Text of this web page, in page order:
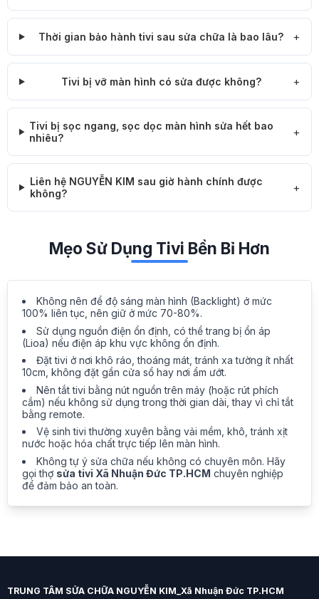
Thời gian bảo hành tivi sau sửa chữa là bao lâu?
Tivi bị vỡ màn hình có sửa được không?
Tivi bị sọc ngang, sọc dọc màn hình sửa hết bao
nhiêu?
Liên hệ NGUYỄN KIM sau giờ hành chính được
không?
Mẹo Sử Dụng Tivi Bền Bỉ Hơn
Không nên để độ sáng màn hình (Backlight) ở mức
100% liên tục, nên giữ ở mức 70-80%.
Sử dụng nguồn điện ổn định, có thể trang bị ổn áp
(Lioa) nếu điện áp khu vực không ổn định.
Đặt tivi ở nơi khô ráo, thoáng mát, tránh xa tường ít nhất
10cm, không đặt gần cửa sổ hay nơi ẩm ướt.
Nên tắt tivi bằng nút nguồn trên máy (hoặc rút phích
cắm) nếu không sử dụng trong thời gian dài, thay vì chỉ tắt
bằng remote.
Vệ sinh tivi thường xuyên bằng vải mềm, khô, tránh xịt
nước hoặc hóa chất trực tiếp lên màn hình.
Không tự ý sửa chữa nếu không có chuyên môn. Hãy
gọi thợ sửa tivi Xã Nhuận Đức TP.HCM chuyên nghiệp
để đảm bảo an toàn.
TRUNG TÂM SỬA CHỮA NGUYỄN KIM_Xã Nhuận Đức TP.HCM